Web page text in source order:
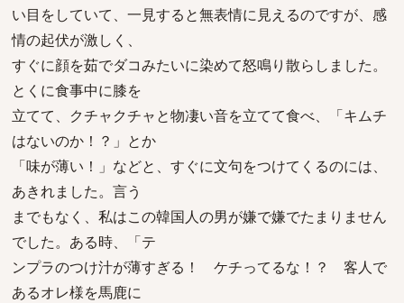
い目をしていて、一見すると無表情に見えるのですが、感
情の起伏が激しく、
すぐに顔を茹でダコみたいに染めて怒鳴り散らしました。
とくに食事中に膝を
立てて、クチャクチャと物凄い音を立てて食べ、「キムチ
はないのか！？」とか
「味が薄い！」などと、すぐに文句をつけてくるのには、
あきれました。言う
までもなく、私はこの韓国人の男が嫌で嫌でたまりません
でした。ある時、「テ
ンプラのつけ汁が薄すぎる！ ケチってるな！？ 客人で
あるオレ様を馬鹿に